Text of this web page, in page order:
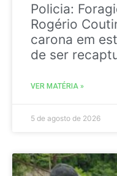
Policia:
Rogério
carona em
de ser
VER MATÉRIA »
5 de agosto de 2026